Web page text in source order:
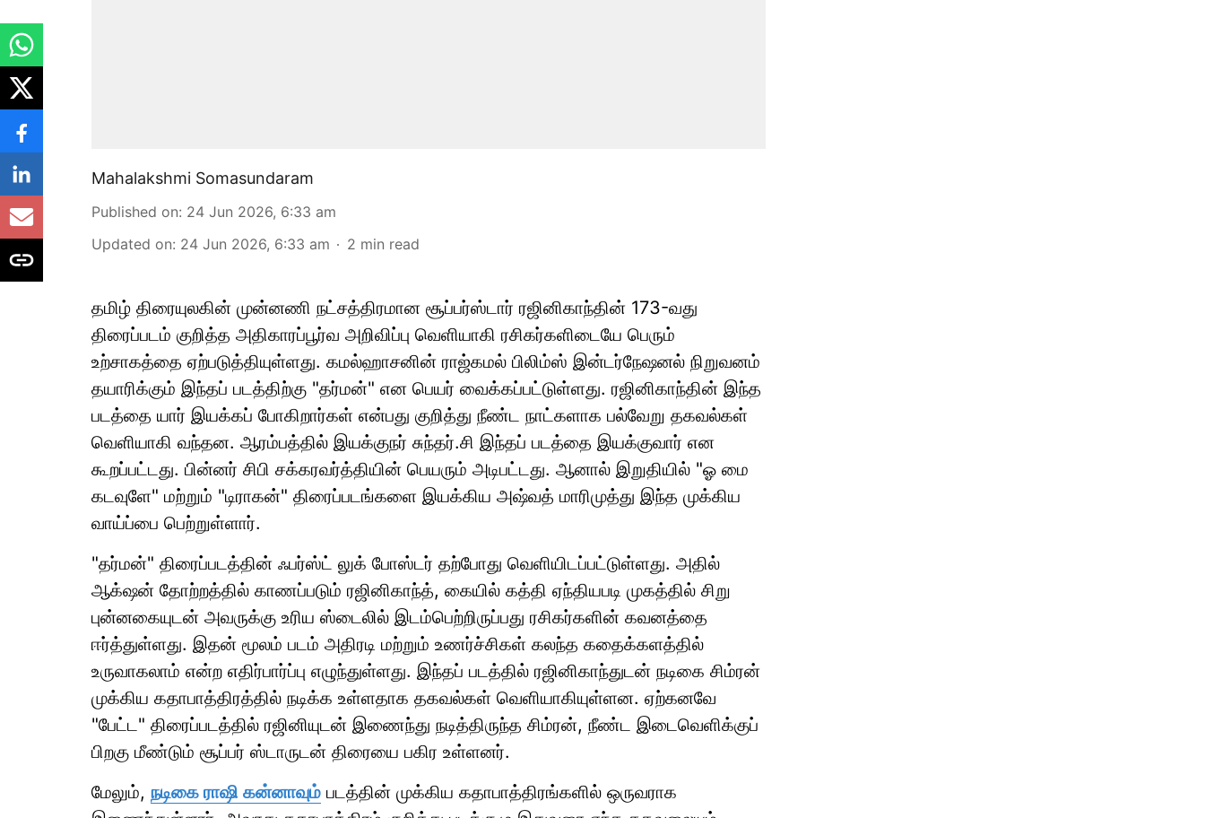
Mahalakshmi Somasundaram
Published on: 24 Jun 2026, 6:33 am
Updated on: 24 Jun 2026, 6:33 am 2 min read
தமிழ் திரையுலகின் முன்னணி நட்சத்திரமான சூப்பர்ஸ்டார் ரஜினிகாந்தின் 173-வது
திரைப்படம் குறித்த அதிகாரப்பூர்வ அறிவிப்பு வெளியாகி ரசிகர்களிடையே பெரும்
உற்சாகத்தை ஏற்படுத்தியுள்ளது. கமல்ஹாசனின் ராஜ்கமல் பிலிம்ஸ் இன்டர்நேஷனல் நிறுவனம்
தயாரிக்கும் இந்தப் படத்திற்கு "தர்மன்" என பெயர் வைக்கப்பட்டுள்ளது. ரஜினிகாந்தின் இந்த
படத்தை யார் இயக்கப் போகிறார்கள் என்பது குறித்து நீண்ட நாட்களாக பல்வேறு தகவல்கள்
வெளியாகி வந்தன. ஆரம்பத்தில் இயக்குநர் சுந்தர்.சி இந்தப் படத்தை இயக்குவார் என
கூறப்பட்டது. பின்னர் சிபி சக்கரவர்த்தியின் பெயரும் அடிபட்டது. ஆனால் இறுதியில் "ஓ மை
கடவுளே" மற்றும் "டிராகன்" திரைப்படங்களை இயக்கிய அஷ்வத் மாரிமுத்து இந்த முக்கிய
வாய்ப்பை பெற்றுள்ளார்.
"தர்மன்" திரைப்படத்தின் ஃபர்ஸ்ட் லுக் போஸ்டர் தற்போது வெளியிடப்பட்டுள்ளது. அதில்
ஆக்‌ஷன் தோற்றத்தில் காணப்படும் ரஜினிகாந்த், கையில் கத்தி ஏந்தியபடி முகத்தில் சிறு
புன்னகையுடன் அவருக்கு உரிய ஸ்டைலில் இடம்பெற்றிருப்பது ரசிகர்களின் கவனத்தை
ஈர்த்துள்ளது. இதன் மூலம் படம் அதிரடி மற்றும் உணர்ச்சிகள் கலந்த கதைக்களத்தில்
உருவாகலாம் என்ற எதிர்பார்ப்பு எழுந்துள்ளது. இந்தப் படத்தில் ரஜினிகாந்துடன் நடிகை சிம்ரன்
முக்கிய கதாபாத்திரத்தில் நடிக்க உள்ளதாக தகவல்கள் வெளியாகியுள்ளன. ஏற்கனவே
"பேட்ட" திரைப்படத்தில் ரஜினியுடன் இணைந்து நடித்திருந்த சிம்ரன், நீண்ட இடைவெளிக்குப்
பிறகு மீண்டும் சூப்பர் ஸ்டாருடன் திரையை பகிர உள்ளனர்.
மேலும், நடிகை ராஷி கன்னாவும் படத்தின் முக்கிய கதாபாத்திரங்களில் ஒருவராக